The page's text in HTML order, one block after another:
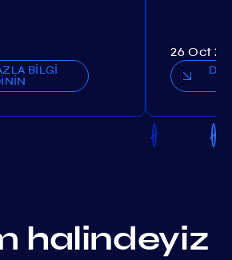
BİLGİ
26 Oct
halindeyiz